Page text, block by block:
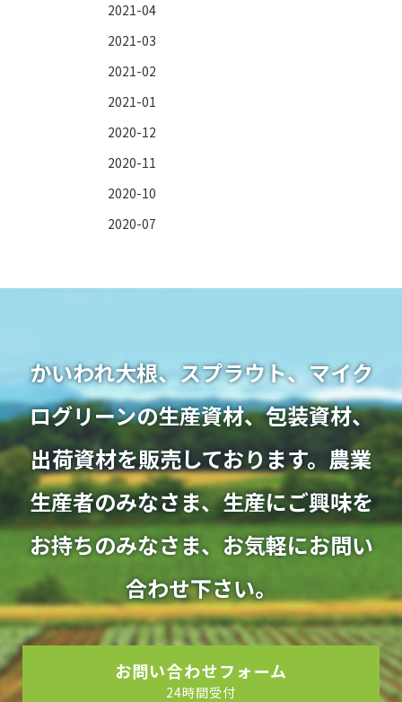
2021-04
2021-03
2021-02
2021-01
2020-12
2020-11
2020-10
2020-07
かいわれ大根、スプラウト、マイク
ログリーンの生産資材、​​​​​​​包装資材、
出荷資材を販売しております。 農業
生産者のみなさま、生産にご興味を
お持ちのみなさま、 ​​​​​​​お気軽にお問い
合わせ下さい。
お問い合わせフォーム
24時間受付